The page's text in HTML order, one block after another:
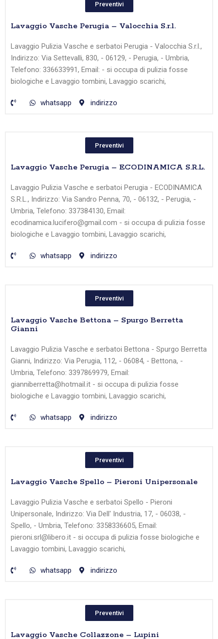
Preventivi
Lavaggio Vasche Perugia – Valocchia S.r.l.
Lavaggio Pulizia Vasche e serbatoi Perugia - Valocchia S.r.l.,
Indirizzo: Via Settevalli, 830, - 06129, - Perugia, - Umbria,
Telefono: 336633991, Email: - si occupa di pulizia fosse
biologiche e Lavaggio tombini, Lavaggio scarichi,
whatsapp indirizzo
Preventivi
Lavaggio Vasche Perugia – ECODINAMICA S.R.L.
Lavaggio Pulizia Vasche e serbatoi Perugia - ECODINAMICA
S.R.L., Indirizzo: Via Sandro Penna, 70, - 06132, - Perugia, -
Umbria, Telefono: 337384130, Email:
ecodinamica.lucifero@gmail.com - si occupa di pulizia fosse
biologiche e Lavaggio tombini, Lavaggio scarichi,
whatsapp indirizzo
Preventivi
Lavaggio Vasche Bettona – Spurgo Berretta
Gianni
Lavaggio Pulizia Vasche e serbatoi Bettona - Spurgo Berretta
Gianni, Indirizzo: Via Perugia, 112, - 06084, - Bettona, -
Umbria, Telefono: 3397869979, Email:
gianniberretta@hotmail.it - si occupa di pulizia fosse
biologiche e Lavaggio tombini, Lavaggio scarichi,
whatsapp indirizzo
Preventivi
Lavaggio Vasche Spello – Pieroni Unipersonale
Lavaggio Pulizia Vasche e serbatoi Spello - Pieroni
Unipersonale, Indirizzo: Via Dell' Industria, 17, - 06038, -
Spello, - Umbria, Telefono: 3358336605, Email:
pieroni.srl@libero.it - si occupa di pulizia fosse biologiche e
Lavaggio tombini, Lavaggio scarichi,
whatsapp indirizzo
Preventivi
Lavaggio Vasche Collazzone – Lupini